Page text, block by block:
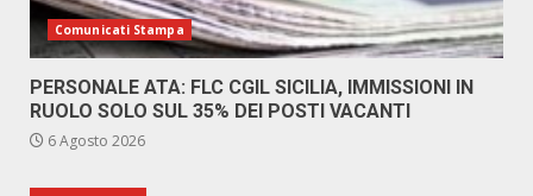
Comunicati Stampa
PERSONALE ATA: FLC CGIL SICILIA, IMMISSIONI IN
RUOLO SOLO SUL 35% DEI POSTI VACANTI
6 Agosto 2026